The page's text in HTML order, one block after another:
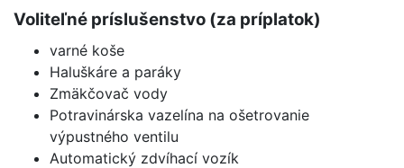
Voliteľné príslušenstvo (za príplatok)
varné koše
Haluškáre a paráky
Zmäkčovač vody
Potravinárska vazelína na ošetrovanie
výpustného ventilu
Automatický zdvíhací vozík